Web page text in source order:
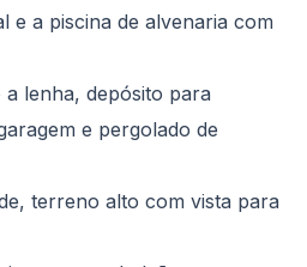
e a piscina de alvenaria com
lenha, depósito para
e pergolado de
terreno alto com vista para